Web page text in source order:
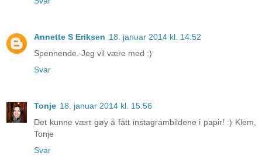
Annette S Eriksen 18. januar 2014 kl. 14:52
Spennende. Jeg vil være med :)
Svar
Tonje 18. januar 2014 kl. 15:56
Det kunne vært gøy å fått instagrambildene i papir! :) Klem,
Tonje
Svar